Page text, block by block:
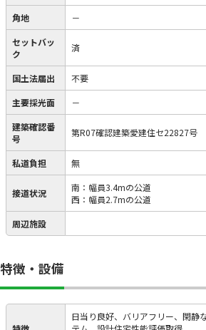
角地
－
セットバッ
ク
済
国土法届出
不要
主要採光面
－
建築確認番
号
第R07確認建築愛建住セ22827号
私道負担 無
接道状況
南：幅員3.4mの公道
西：幅員2.7mの公道
周辺施設
特徴・設備
日当り良好、バリアフリー、閑静